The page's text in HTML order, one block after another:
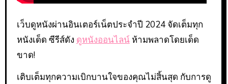
เว็บดูหนังผ่านอินเตอร์เน็ตประจำปี 2024 จัดเต็มทุก
หนังเด็ด ซีรีส์ดัง ดูหนังออนไลน์ ห้ามพลาดโดยเด็ด
ขาด!
เติบเต็มทุกความเบิกบานใจของคุณไม่สิ้นสุด กับการดู